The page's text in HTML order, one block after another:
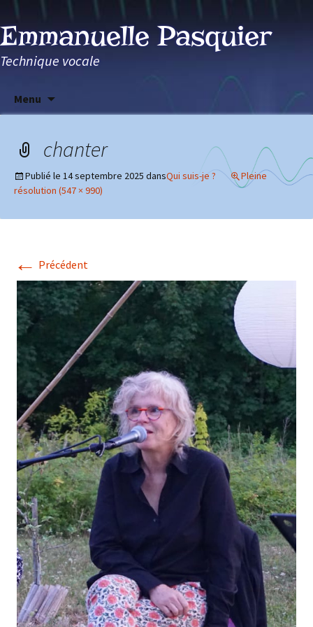
Emmanuelle Pasquier
Technique vocale
Menu
chanter
Publié le 14 septembre 2025 dansQui suis-je ?
Pleine
résolution (547 × 990)
← Précédent